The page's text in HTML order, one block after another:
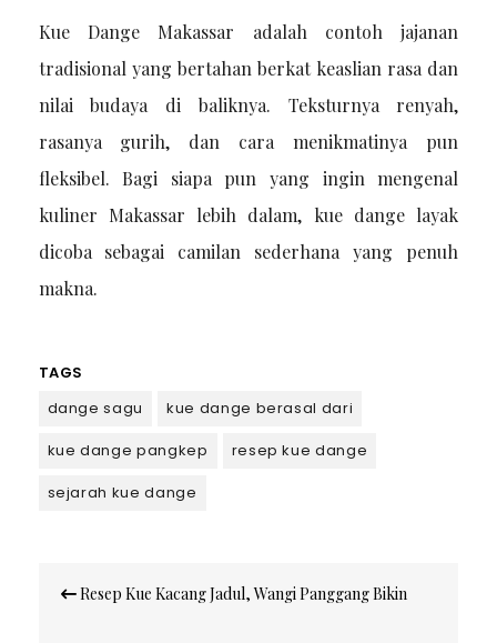
Kue Dange Makassar adalah contoh jajanan
tradisional yang bertahan berkat keaslian rasa dan
nilai budaya di baliknya. Teksturnya renyah,
rasanya gurih, dan cara menikmatinya pun
fleksibel. Bagi siapa pun yang ingin mengenal
kuliner Makassar lebih dalam, kue dange layak
dicoba sebagai camilan sederhana yang penuh
makna.
TAGS
dange sagu
kue dange berasal dari
kue dange pangkep
resep kue dange
sejarah kue dange
navigation
Resep Kue Kacang Jadul, Wangi Panggang Bikin